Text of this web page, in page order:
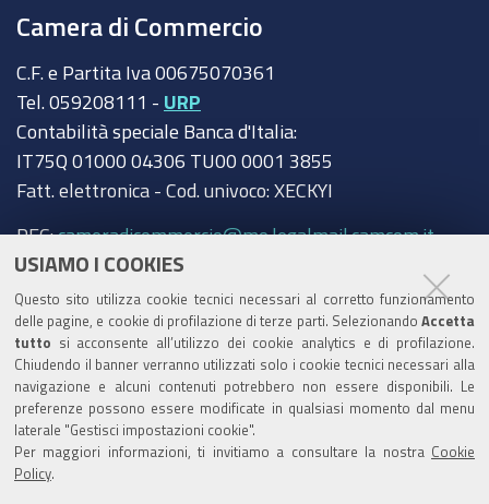
USIAMO I COOKIES
Questo sito utilizza cookie tecnici necessari al corretto funzionamento
delle pagine, e cookie di profilazione di terze parti. Selezionando Accetta
tutto si acconsente all’utilizzo dei cookie analytics e di profilazione.
Chiudendo il banner verranno utilizzati solo i cookie tecnici necessari alla
navigazione e alcuni contenuti potrebbero non essere disponibili. Le
preferenze possono essere modificate in qualsiasi momento dal menu
laterale "Gestisci impostazioni cookie".
Per maggiori informazioni, ti invitiamo a consultare la nostra Cookie
Policy
Camera di Commercio
C.F. e Partita Iva 00675070361
Tel. 059208111 - URP
Contabilità speciale Banca d'Italia:
IT75Q 01000 04306 TU00 0001 3855
Fatt. elettronica - Cod. univoco: XECKYI
PEC:cameradicommercio@mo.legalmail.camcom.it
Amministrazione trasparente
Albo Camerale
Pubblicità Legale
Area riservata Amministratori